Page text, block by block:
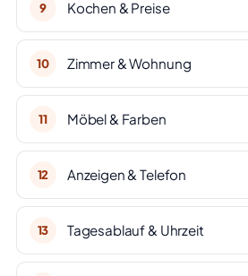
9 Kochen & Preise
10 Zimmer & Wohnung
11 Möbel & Farben
12 Anzeigen & Telefon
13 Tagesablauf & Uhrzeit